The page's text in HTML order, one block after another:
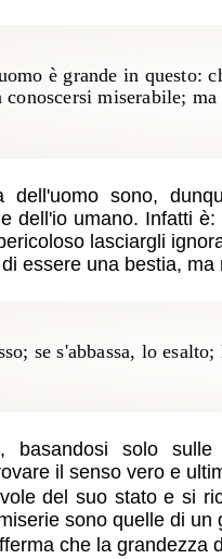
è grande in questo:
miserabile;
sono,
dell'io umano. Infatti è:
lasciargli
essere una bestia,
se s'abbassa, lo
solo sulle
il senso vero e
del suo stato e si
sono quelle di un
che la grandezza